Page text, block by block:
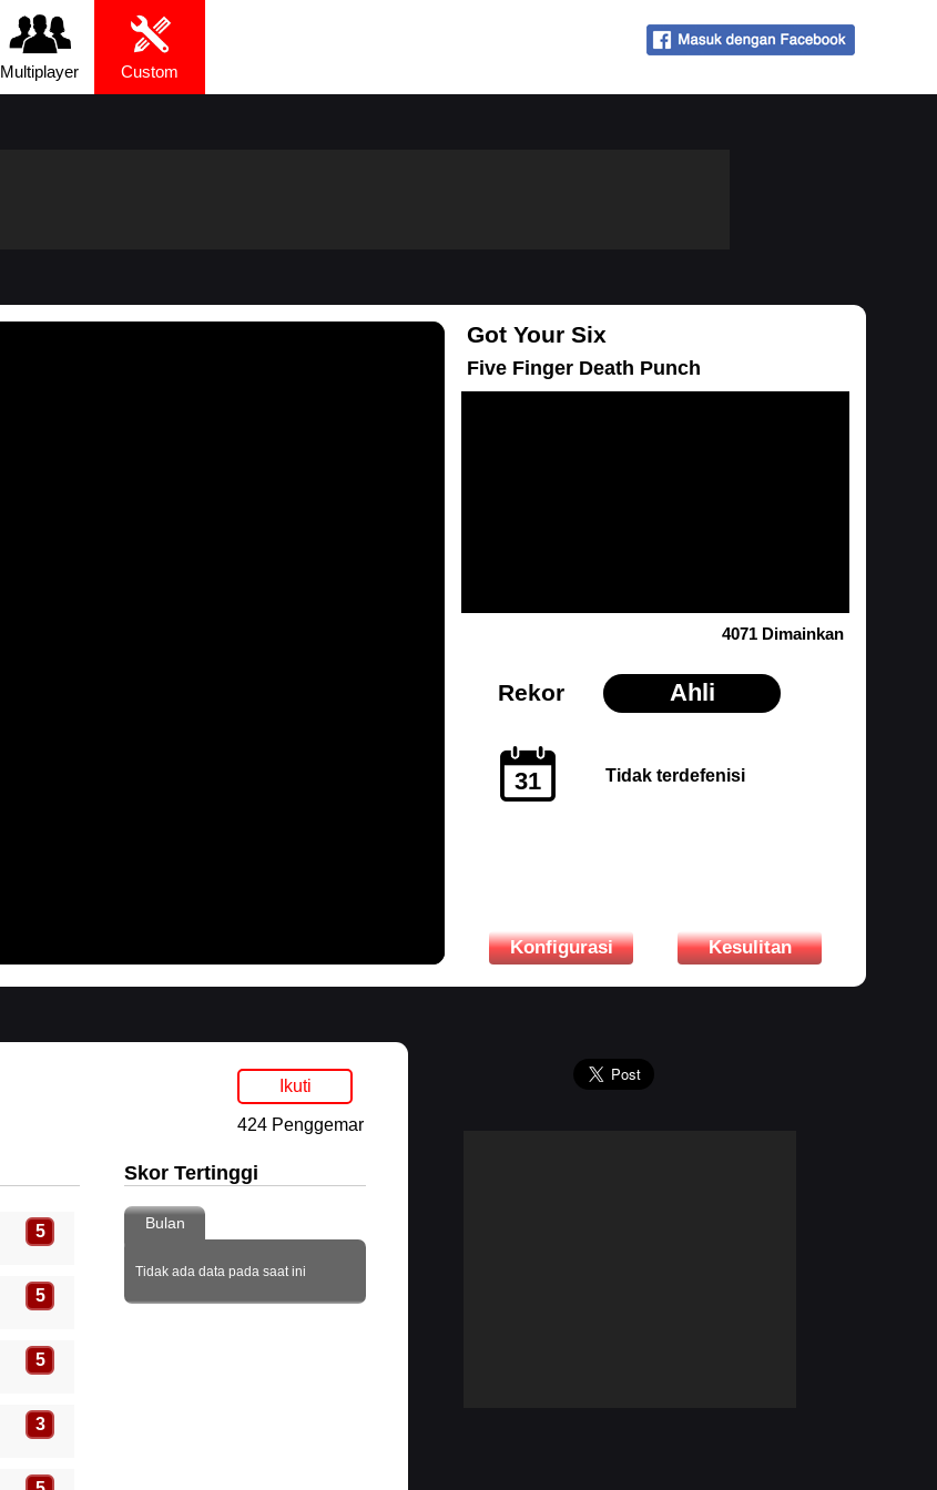
Multiplayer Custom
Got Your Six
Five Finger Death Punch
4071 Dimainkan
Rekor Ahli
31 Tidak terdefenisi
Konfigurasi Kesulitan
Ikuti
424 Penggemar
5
5
5
3
Skor Tertinggi
Bulan
Tidak ada data pada saat ini